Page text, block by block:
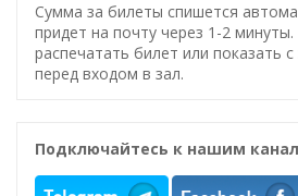
Сумма за билеты спишется
придет на почту через 1-2
распечатать билет или показать
перед входом в зал.
Подключайтесь к нашим